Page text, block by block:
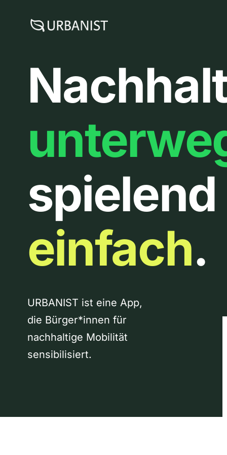
spielend
einfach.
URBANIST ist eine App,
die Bürger*innen für
nachhaltige Mobilität
sensibilisiert.